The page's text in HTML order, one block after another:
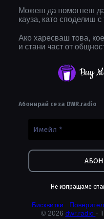
Можеш да помогнеш
кауза, като споделиш
Ако харесваш това,
и стани част от
Buy
Абонирай се за DWR.radio
Не изпращаме
Бисквитки
© 2026 dwr.radio -